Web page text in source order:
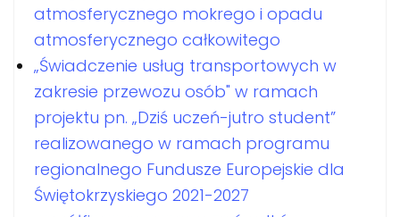
atmosferycznego mokrego i opadu
atmosferycznego całkowitego
„Świadczenie usług transportowych w
zakresie przewozu osób" w ramach
projektu pn. „Dziś uczeń-jutro student”
realizowanego w ramach programu
regionalnego Fundusze Europejskie dla
Świętokrzyskiego 2021-2027